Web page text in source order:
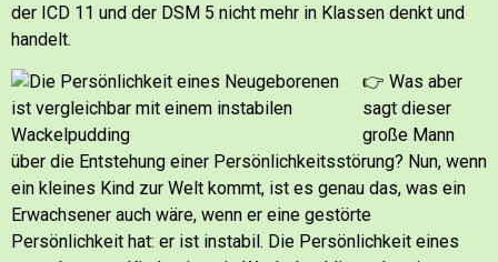
der ICD 11 und der DSM 5 nicht mehr in Klassen denkt und
handelt.
👉 Was aber
sagt dieser
große Mann
über die Entstehung einer Persönlichkeitsstörung? Nun, wenn
ein kleines Kind zur Welt kommt, ist es genau das, was ein
Erwachsener auch wäre, wenn er eine gestörte
Persönlichkeit hat: er ist instabil. Die Persönlichkeit eines